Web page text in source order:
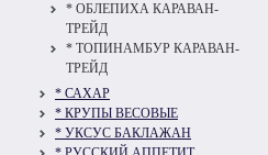
* ОБЛЕПИХА КАРАВАН-
ТРЕЙД
* ТОПИНАМБУР КАРАВАН-
ТРЕЙД
* САХАР
* КРУПЫ ВЕСОВЫЕ
* УКСУС БАКЛАЖАН